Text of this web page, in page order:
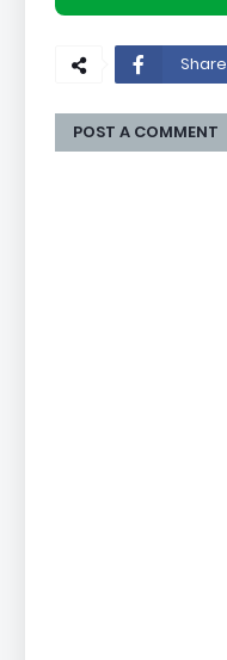
Share
POST A COMMENT